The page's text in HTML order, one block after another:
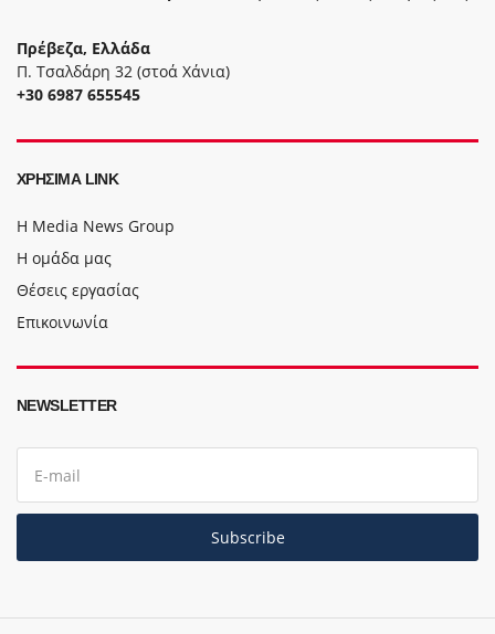
Πρέβεζα, Ελλάδα
Π. Τσαλδάρη 32 (στοά Χάνια)
+30 6987 655545
ΧΡΉΣΙΜΑ LINK
Η Media News Group
Η ομάδα μας
Θέσεις εργασίας
Επικοινωνία
NEWSLETTER
E
d
e
Subscribe